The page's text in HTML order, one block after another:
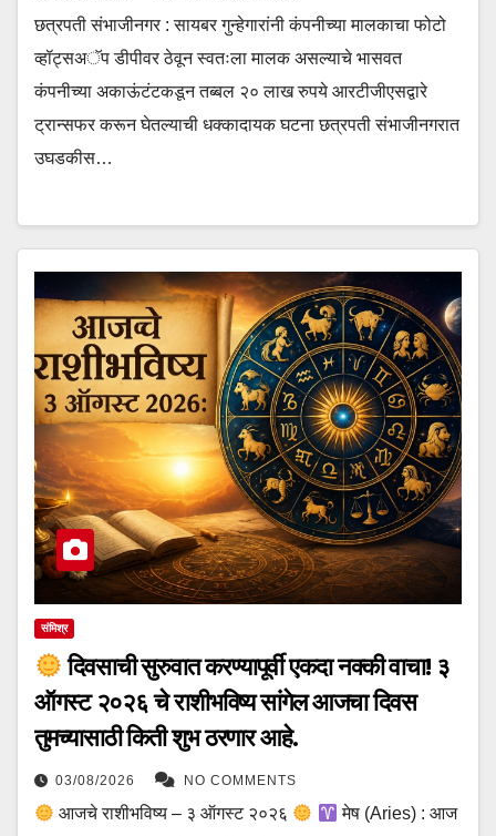
छत्रपती संभाजीनगर : सायबर गुन्हेगारांनी कंपनीच्या मालकाचा फोटो
व्हॉट्सअॅप डीपीवर ठेवून स्वतःला मालक असल्याचे भासवत
कंपनीच्या अकाऊंटंटकडून तब्बल २० लाख रुपये आरटीजीएसद्वारे
ट्रान्सफर करून घेतल्याची धक्कादायक घटना छत्रपती संभाजीनगरात
उघडकीस…
संमिश्र
दिवसाची सुरुवात करण्यापूर्वी एकदा नक्की वाचा! ३
ऑगस्ट २०२६ चे राशीभविष्य सांगेल आजचा दिवस
तुमच्यासाठी किती शुभ ठरणार आहे.
03/08/2026 NO COMMENTS
आजचे राशीभविष्य – ३ ऑगस्ट २०२६
मेष (Aries) : आज